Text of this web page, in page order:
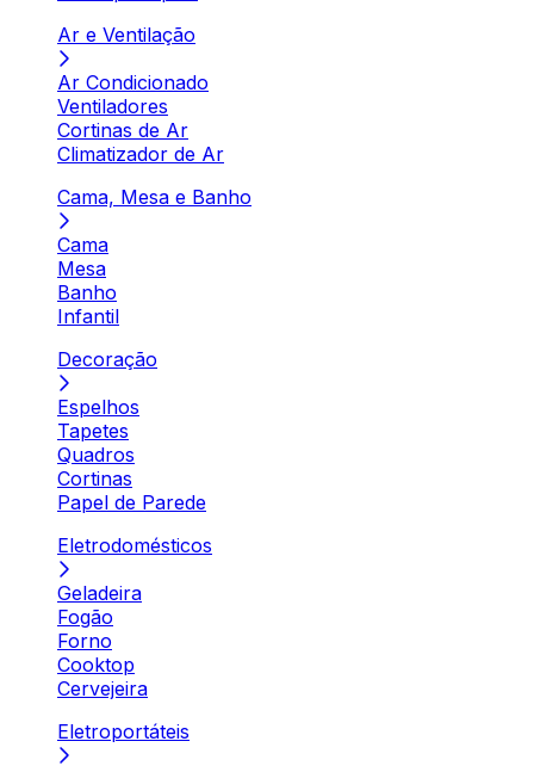
Ar e Ventilação
Ar Condicionado
Ventiladores
Cortinas de Ar
Climatizador de Ar
Cama, Mesa e Banho
Cama
Mesa
Banho
Infantil
Decoração
Espelhos
Tapetes
Quadros
Cortinas
Papel de Parede
Eletrodomésticos
Geladeira
Fogão
Forno
Cooktop
Cervejeira
Eletroportáteis